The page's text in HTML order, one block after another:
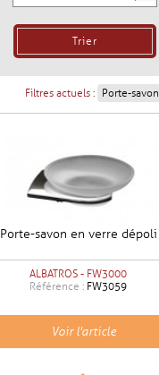
Filtres actuels : Porte-savon
Porte-savon en verre dépoli
ALBATROS - FW3000
Référence : FW3059
Voir l'article